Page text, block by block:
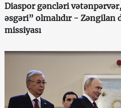
Diaspor gəncləri
əsgəri” olmalıdır - Zəngilan
missiyası